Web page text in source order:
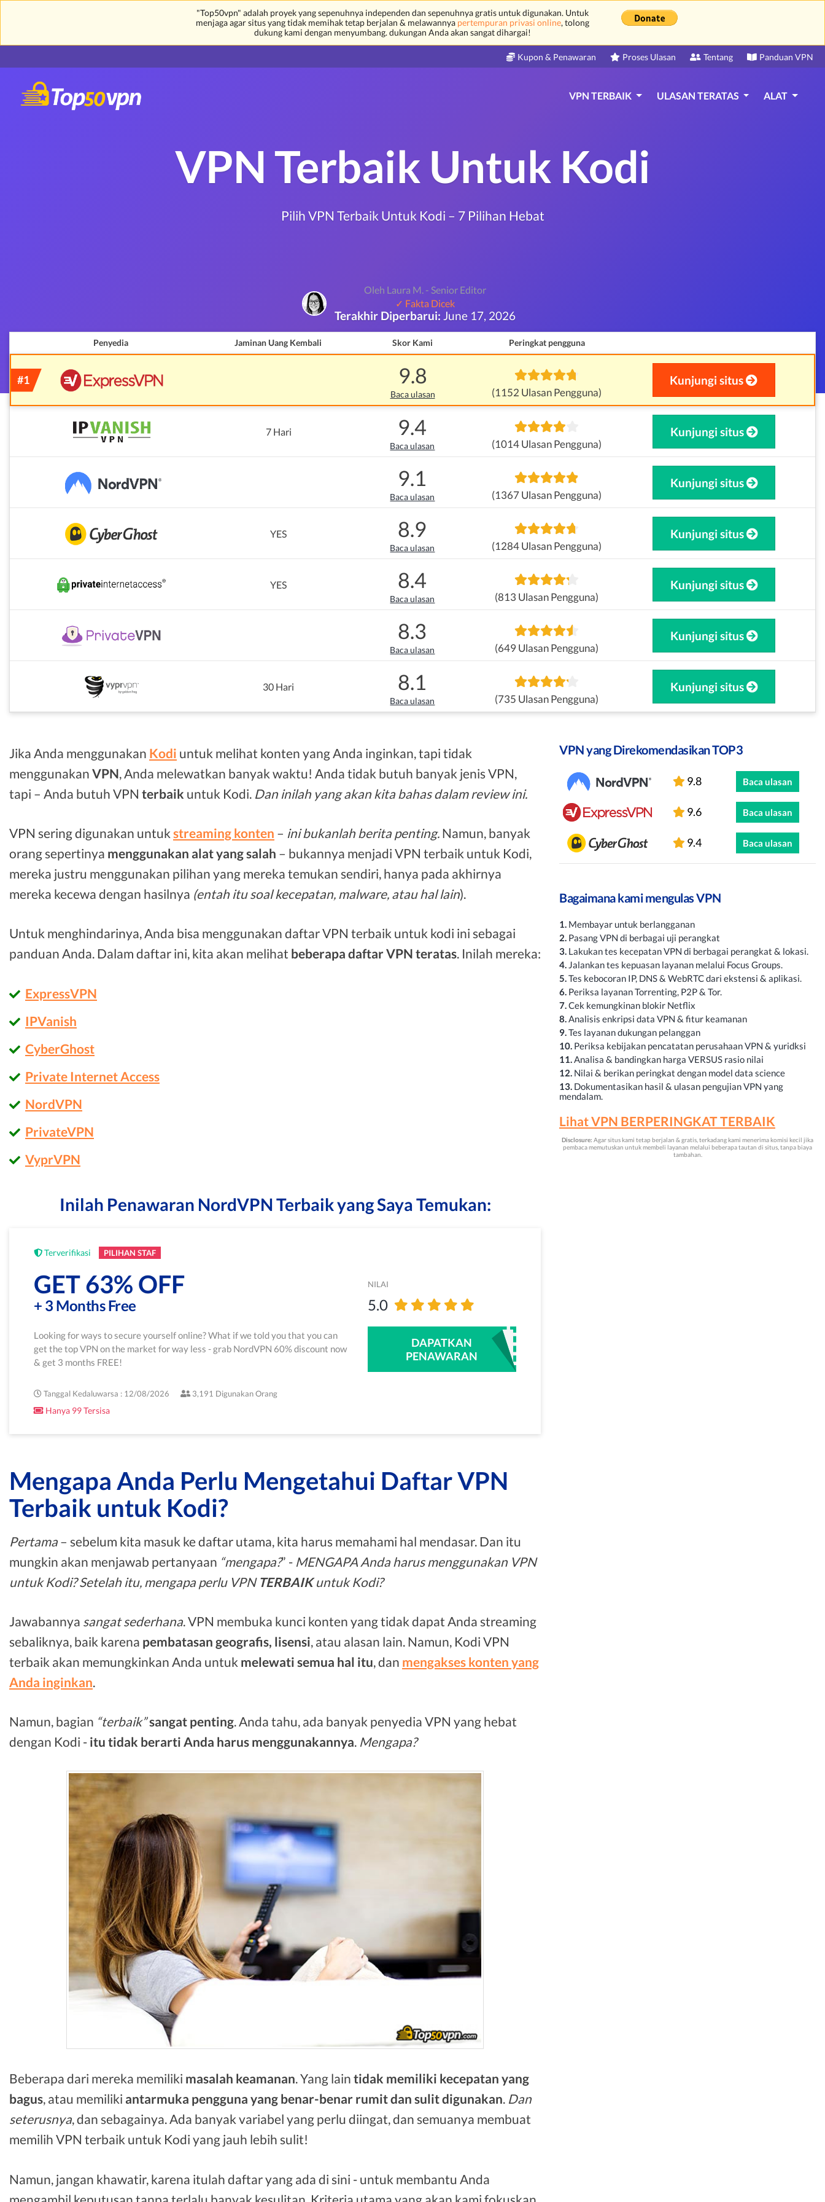
"Top50vpn" adalah proyek yang sepenuhnya independen dan sepenuhnya gratis untuk digunakan. Untuk
menjaga agar situs yang tidak memihak tetap berjalan & melawannya pertempuran privasi online, tolong
dukung kami dengan menyumbang. dukungan Anda akan sangat dihargai!
Kupon & Penawaran Proses Ulasan Tentang Panduan VPN
VPN TERBAIK ULASAN TERATAS ALAT
VPN Terbaik Untuk Kodi
Pilih VPN Terbaik Untuk Kodi – 7 Pilihan Hebat
Oleh Laura M. - Senior Editor
✓ Fakta Dicek
Terakhir Diperbarui: June 17, 2026
Penyedia Jaminan Uang Kembali Skor Kami Peringkat pengguna
9.8
Baca ulasan (1152 Ulasan Pengguna)
Kunjungi situs
7 Hari 9.4
Baca ulasan (1014 Ulasan Pengguna)
Kunjungi situs
9.1
Baca ulasan (1367 Ulasan Pengguna)
Kunjungi situs
YES 8.9
Baca ulasan (1284 Ulasan Pengguna)
Kunjungi situs
YES 8.4
Baca ulasan (813 Ulasan Pengguna)
Kunjungi situs
8.3
Baca ulasan (649 Ulasan Pengguna)
Kunjungi situs
30 Hari 8.1
Baca ulasan (735 Ulasan Pengguna)
Kunjungi situs
Jika Anda menggunakan Kodi untuk melihat konten yang Anda inginkan, tapi tidak
menggunakan VPN, Anda melewatkan banyak waktu! Anda tidak butuh banyak jenis VPN,
tapi – Anda butuh VPN terbaik untuk Kodi. Dan inilah yang akan kita bahas dalam review ini.
VPN sering digunakan untuk streaming konten – ini bukanlah berita penting. Namun, banyak
orang sepertinya menggunakan alat yang salah – bukannya menjadi VPN terbaik untuk Kodi,
mereka justru menggunakan pilihan yang mereka temukan sendiri, hanya pada akhirnya
mereka kecewa dengan hasilnya (entah itu soal kecepatan, malware, atau hal lain).
Untuk menghindarinya, Anda bisa menggunakan daftar VPN terbaik untuk kodi ini sebagai
panduan Anda. Dalam daftar ini, kita akan melihat beberapa daftar VPN teratas. Inilah mereka:
ExpressVPN
IPVanish
CyberGhost
Private Internet Access
NordVPN
PrivateVPN
VyprVPN
Inilah Penawaran NordVPN Terbaik yang Saya Temukan:
Terverifikasi PILIHAN STAF
GET 63% OFF
+ 3 Months Free
Looking for ways to secure yourself online? What if we told you that you can
get the top VPN on the market for way less - grab NordVPN 60% discount now
& get 3 months FREE!
Tanggal Kedaluwarsa : 12/08/2026 3,191 Digunakan Orang
Hanya 99 Tersisa
NILAI
5.0
DAPATKAN
PENAWARAN
Mengapa Anda Perlu Mengetahui Daftar VPN
Terbaik untuk Kodi?
Pertama – sebelum kita masuk ke daftar utama, kita harus memahami hal mendasar. Dan itu
mungkin akan menjawab pertanyaan “mengapa?” - MENGAPA Anda harus menggunakan VPN
untuk Kodi? Setelah itu, mengapa perlu VPN TERBAIKuntuk Kodi?
Jawabannya sangat sederhana. VPN membuka kunci konten yang tidak dapat Anda streaming
sebaliknya, baik karena pembatasan geografis, lisensi, atau alasan lain. Namun, Kodi VPN
terbaik akan memungkinkan Anda untuk melewati semua hal itu, dan mengakses konten yang
Anda inginkan.
Namun, bagian “terbaik”sangat penting. Anda tahu, ada banyak penyedia VPN yang hebat
dengan Kodi - itu tidak berarti Anda harus menggunakannya. Mengapa?
Beberapa dari mereka memiliki masalah keamanan. Yang lain tidak memiliki kecepatan yang
bagus, atau memiliki antarmuka pengguna yang benar-benar rumit dan sulit digunakan. Dan
seterusnya, dan sebagainya. Ada banyak variabel yang perlu diingat, dan semuanya membuat
memilih VPN terbaik untuk Kodi yang jauh lebih sulit!
Namun, jangan khawatir, karena itulah daftar yang ada di sini - untuk membantu Anda
mengambil keputusan tanpa terlalu banyak kesulitan. Kriteria utama yang akan kami fokuskan
VPN yang Direkomendasikan TOP3
9.8 Baca ulasan
9.6 Baca ulasan
9.4 Baca ulasan
Bagaimana kami mengulas VPN
1. Membayar untuk berlangganan
2. Pasang VPN di berbagai uji perangkat
3. Lakukan tes kecepatan VPN di berbagai perangkat & lokasi.
4. Jalankan tes kepuasan layanan melalui Focus Groups.
5.Tes kebocoran IP, DNS & WebRTC dari ekstensi & aplikasi.
6. Periksa layanan Torrenting, P2P & Tor.
7.Cek kemungkinan blokir Netflix
8.Analisis enkripsi data VPN & fitur keamanan
9.Tes layanan dukungan pelanggan
10. Periksa kebijakan pencatatan perusahaan VPN & yuridksi
11.Analisa & bandingkan harga VERSUS rasio nilai
12. Nilai & berikan peringkat dengan model data science
13. Dokumentasikan hasil & ulasan pengujian VPN yang
mendalam.
Lihat VPN BERPERINGKAT TERBAIK
Disclosure: Agar situs kami tetap berjalan & gratis, terkadang kami menerima komisi kecil jika
pembaca memutuskan untuk membeli layanan melalui beberapa tautan di situs, tanpa biaya
tambahan.